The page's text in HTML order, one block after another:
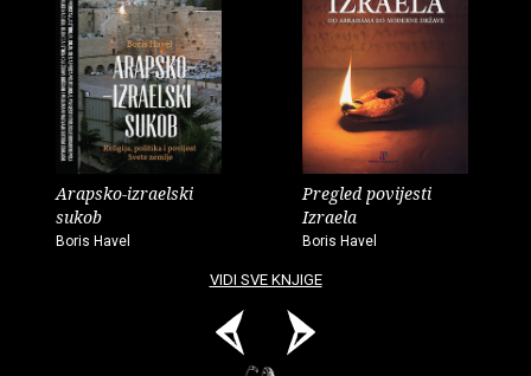
Arapsko-izraelski
sukob
Boris Havel
Pregled povijesti
Izraela
Boris Havel
VIDI SVE KNJIGE